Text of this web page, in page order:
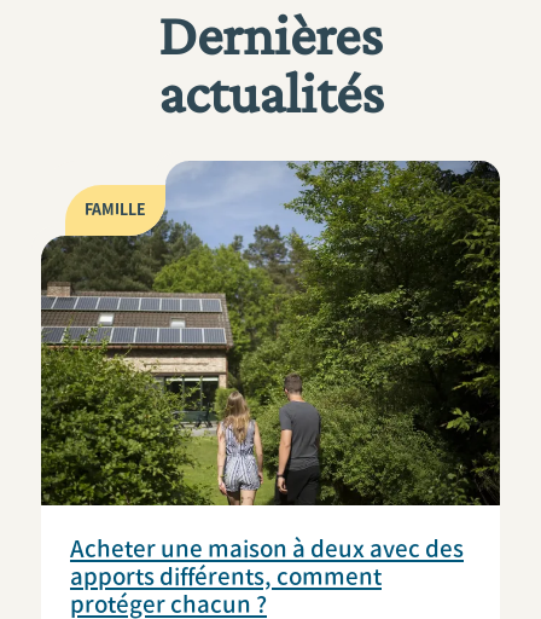
Dernières
actualités
FAMILLE
Acheter une maison à deux avec des
apports différents, comment
protéger chacun ?